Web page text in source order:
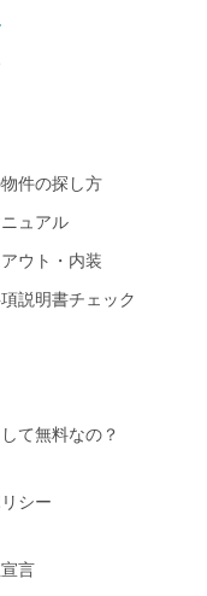
件の探し方
ュアル
ウト・内装
説明書チェック
て無料なの？
シー
言